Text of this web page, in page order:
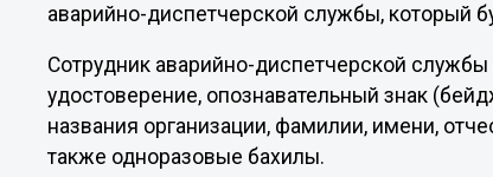
аварийно-диспетчерской службы, который
Сотрудник аварийно-диспетчерской
удостоверение, опознавательный знак
названия организации, фамилии, имени,
также одноразовые бахилы.